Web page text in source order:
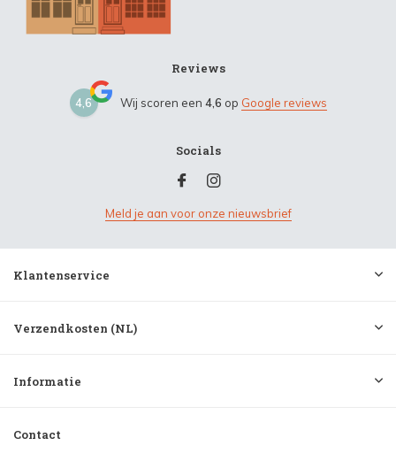
Reviews
4,6 Wij scoren een 4,6 op Google reviews
Socials
Meld je aan voor onze nieuwsbrief
Klantenservice
Verzendkosten (NL)
Informatie
Contact